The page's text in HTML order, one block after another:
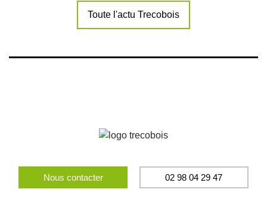
Toute l'actu Trecobois
Nous contacter 02 98 04 29 47